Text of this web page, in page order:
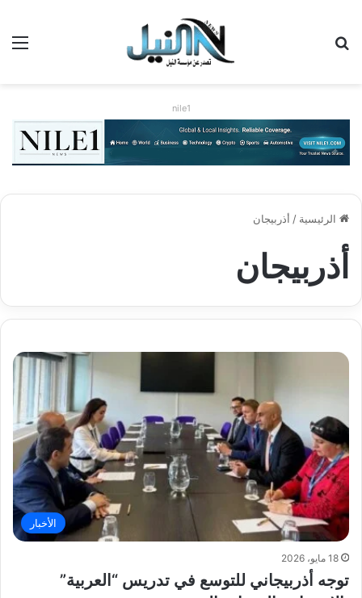
nile1
الرئيسية / أذربيجان
أذربيجان
الأخبار
18 مايو، 2026
توجه أذربيجاني للتوسع في تدريس “العربية”